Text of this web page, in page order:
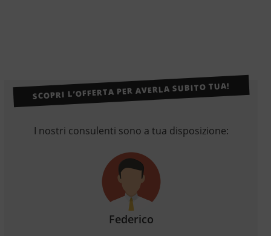
SCOPRI L’OFFERTA PER AVERLA SUBITO TUA!
I nostri consulenti sono a tua disposizione:
Federico